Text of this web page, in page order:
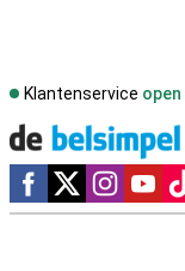
Klantenservice open
Social media